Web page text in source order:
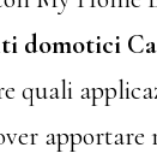
domotici
quali